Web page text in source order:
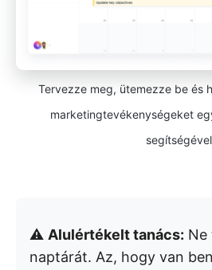
Tervezze meg, ütemezze be és
marketingtevékenységeket
segítségével
⚠️ Alulértékelt tanács: Ne
naptárát. Az, hogy van